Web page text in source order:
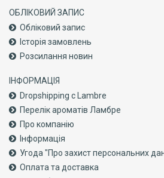
ОБЛІКОВИЙ ЗАПИС
Обліковий запис
Історія замовлень
Розсилання новин
ІНФОРМАЦІЯ
Dropshipping с Lambre
Перелік ароматів Ламбре
Про компанiю
Інформація
Угода "Про захист персональних
Оплата та доставка